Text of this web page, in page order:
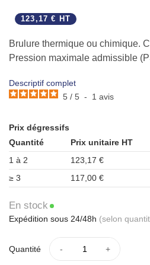
123,17 € HT
Brulure thermique ou chimique.
Pression maximale admissible
Descriptif complet
5 / 5 - 1 avis
Prix dégressifs
Quantité
Prix unitaire HT
1 à 2
123,17 €
≥ 3
117,00 €
En stock
Expédition sous 24/48h (selon
Quantité